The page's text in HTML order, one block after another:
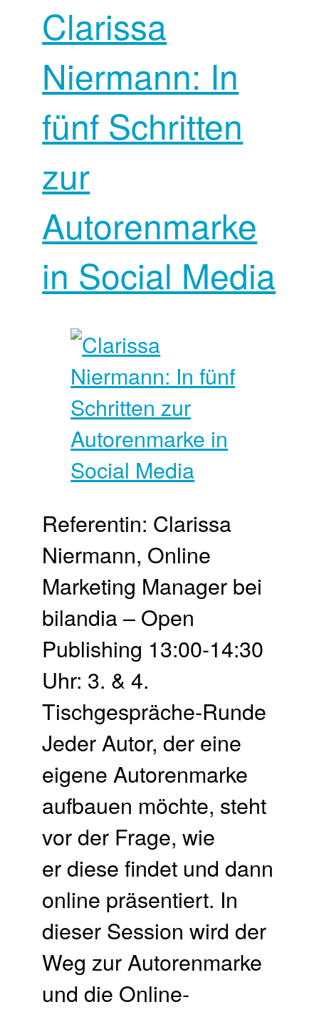
Clarissa
Niermann: In
fünf Schritten
zur
Autorenmarke
in Social Media
Referentin: Clarissa
Niermann, Online
Marketing Manager bei
bilandia – Open
Publishing 13:00-14:30
Uhr: 3. & 4.
Tischgespräche-Runde
Jeder Autor, der eine
eigene Autorenmarke
aufbauen möchte, steht
vor der Frage, wie
er diese findet und dann
online präsentiert. In
dieser Session wird der
Weg zur Autorenmarke
und die Online-